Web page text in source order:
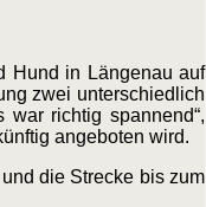
Hund in Längenau auf
zwei unterschiedlich
war richtig spannend“,
angeboten wird.
die Strecke bis zum